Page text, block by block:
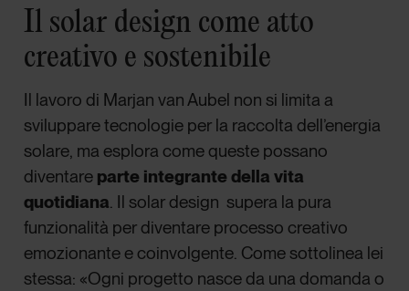
Il solar design come atto
creativo e sostenibile
Il lavoro di Marjan van Aubel non si limita a
svilupparetecnologie per la raccolta dell’energia
solare, ma esplora come queste possano
diventare parte integrante della vita
quotidiana. Il solar design supera la pura
funzionalità per diventare processo creativo
emozionante e coinvolgente. Come sottolinea lei
stessa: «Ogni progetto nasce da una domanda o